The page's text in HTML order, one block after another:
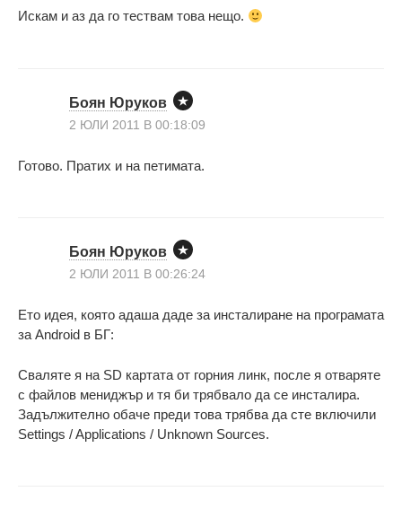
Искам и аз да го тествам това нещо.
Боян Юруков
2 ЮЛИ 2011 В 00:18:09
Готово. Пратих и на петимата.
Боян Юруков
2 ЮЛИ 2011 В 00:26:24
Ето идея, която адаша даде за инсталиране на програмата
за Android в БГ:
Сваляте я на SD картата от горния линк, после я отваряте
с файлов мениджър и тя би трябвало да се инсталира.
Задължително обаче преди това трябва да сте включили
Settings / Applications / Unknown Sources.